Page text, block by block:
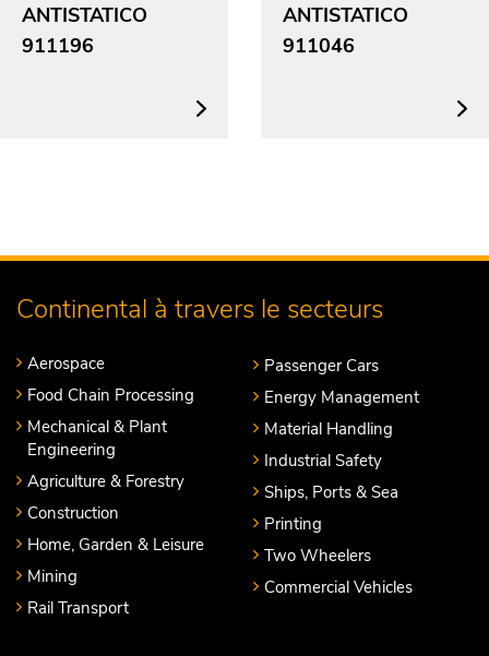
ANTISTATICO
911196
ANTISTATICO
911046
Continental à travers le secteurs
Aerospace
Food Chain Processing
Mechanical & Plant
Engineering
Agriculture & Forestry
Construction
Home, Garden & Leisure
Mining
Rail Transport
Passenger Cars
Energy Management
Material Handling
Industrial Safety
Ships, Ports & Sea
Printing
Two Wheelers
Commercial Vehicles